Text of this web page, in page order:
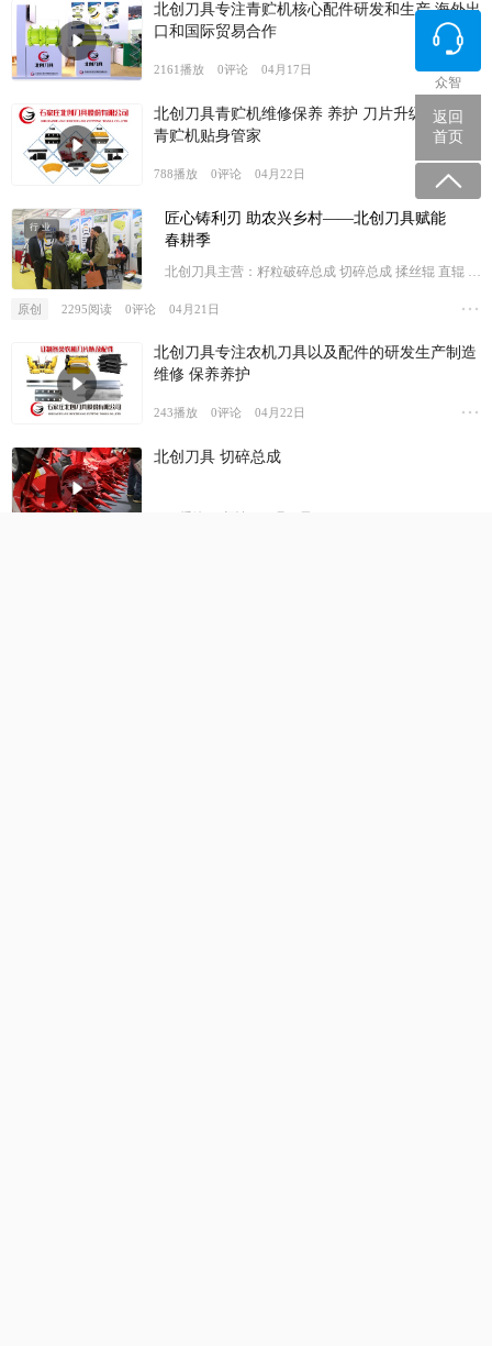
北创刀具专注青贮机核心配件研发和生产 海外出
口和国际贸易合作
2161播放 0评论 04月17日
北创刀具青贮机维修保养 养护 刀片升级改造 您
青贮机贴身管家
788播放 0评论 04月22日
行业
匠心铸利刃 助农兴乡村——北创刀具赋能
春耕季
北创刀具主营：籽粒破碎总成 切碎总成 揉丝辊 直辊 碟
原创 2295阅读 0评论 04月21日
北创刀具专注农机刀具以及配件的研发生产制造
维修 保养养护
243播放 0评论 04月22日
北创刀具 切碎总成
播放 评论 03月31日
众智
返回
首页